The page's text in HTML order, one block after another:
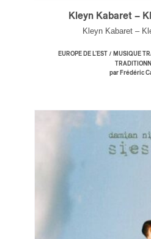
Kleyn Kabaret –
Kleyn Kabaret –
EUROPE DE L'EST / MUSIQUE
par Frédéric